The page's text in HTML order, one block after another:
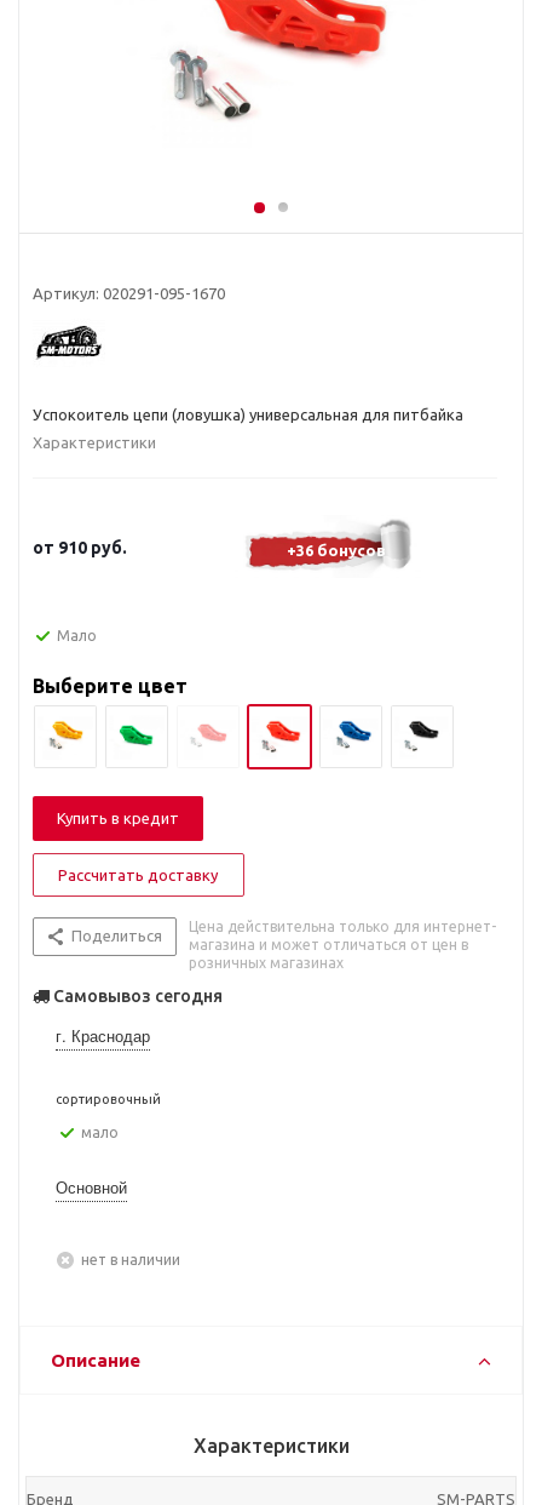
Артикул: 020291-095-1670
Успокоитель цепи (ловушка) универсальная для питбайка
Характеристики
от 910 руб. +36 бонусов
Мало
Выберите цвет
Купить в кредит
Рассчитать доставку
Поделиться
Цена действительна только для интернет-
магазина и может отличаться от цен в
розничных магазинах
Самовывоз сегодня
г. Краснодар
сортировочный
Мало
Основной
Нет в наличии
Описание
Характеристики
Бренд SM-PARTS